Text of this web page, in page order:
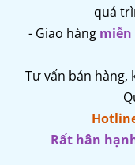
quá
- Giao hàng miễn
Tư vấn bán hàng,
Rất hân